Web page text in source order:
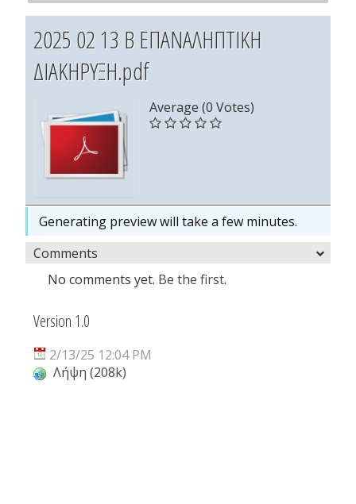
2025 02 13 Β ΕΠΑΝΑΛΗΠΤΙΚΗ
ΔΙΑΚΗΡΥΞΗ.pdf
Average (0 Votes)
Generating preview will take a few minutes.
Comments
No comments yet. Be the first.
Version 1.0
2/13/25 12:04 PM
Λήψη (208k)